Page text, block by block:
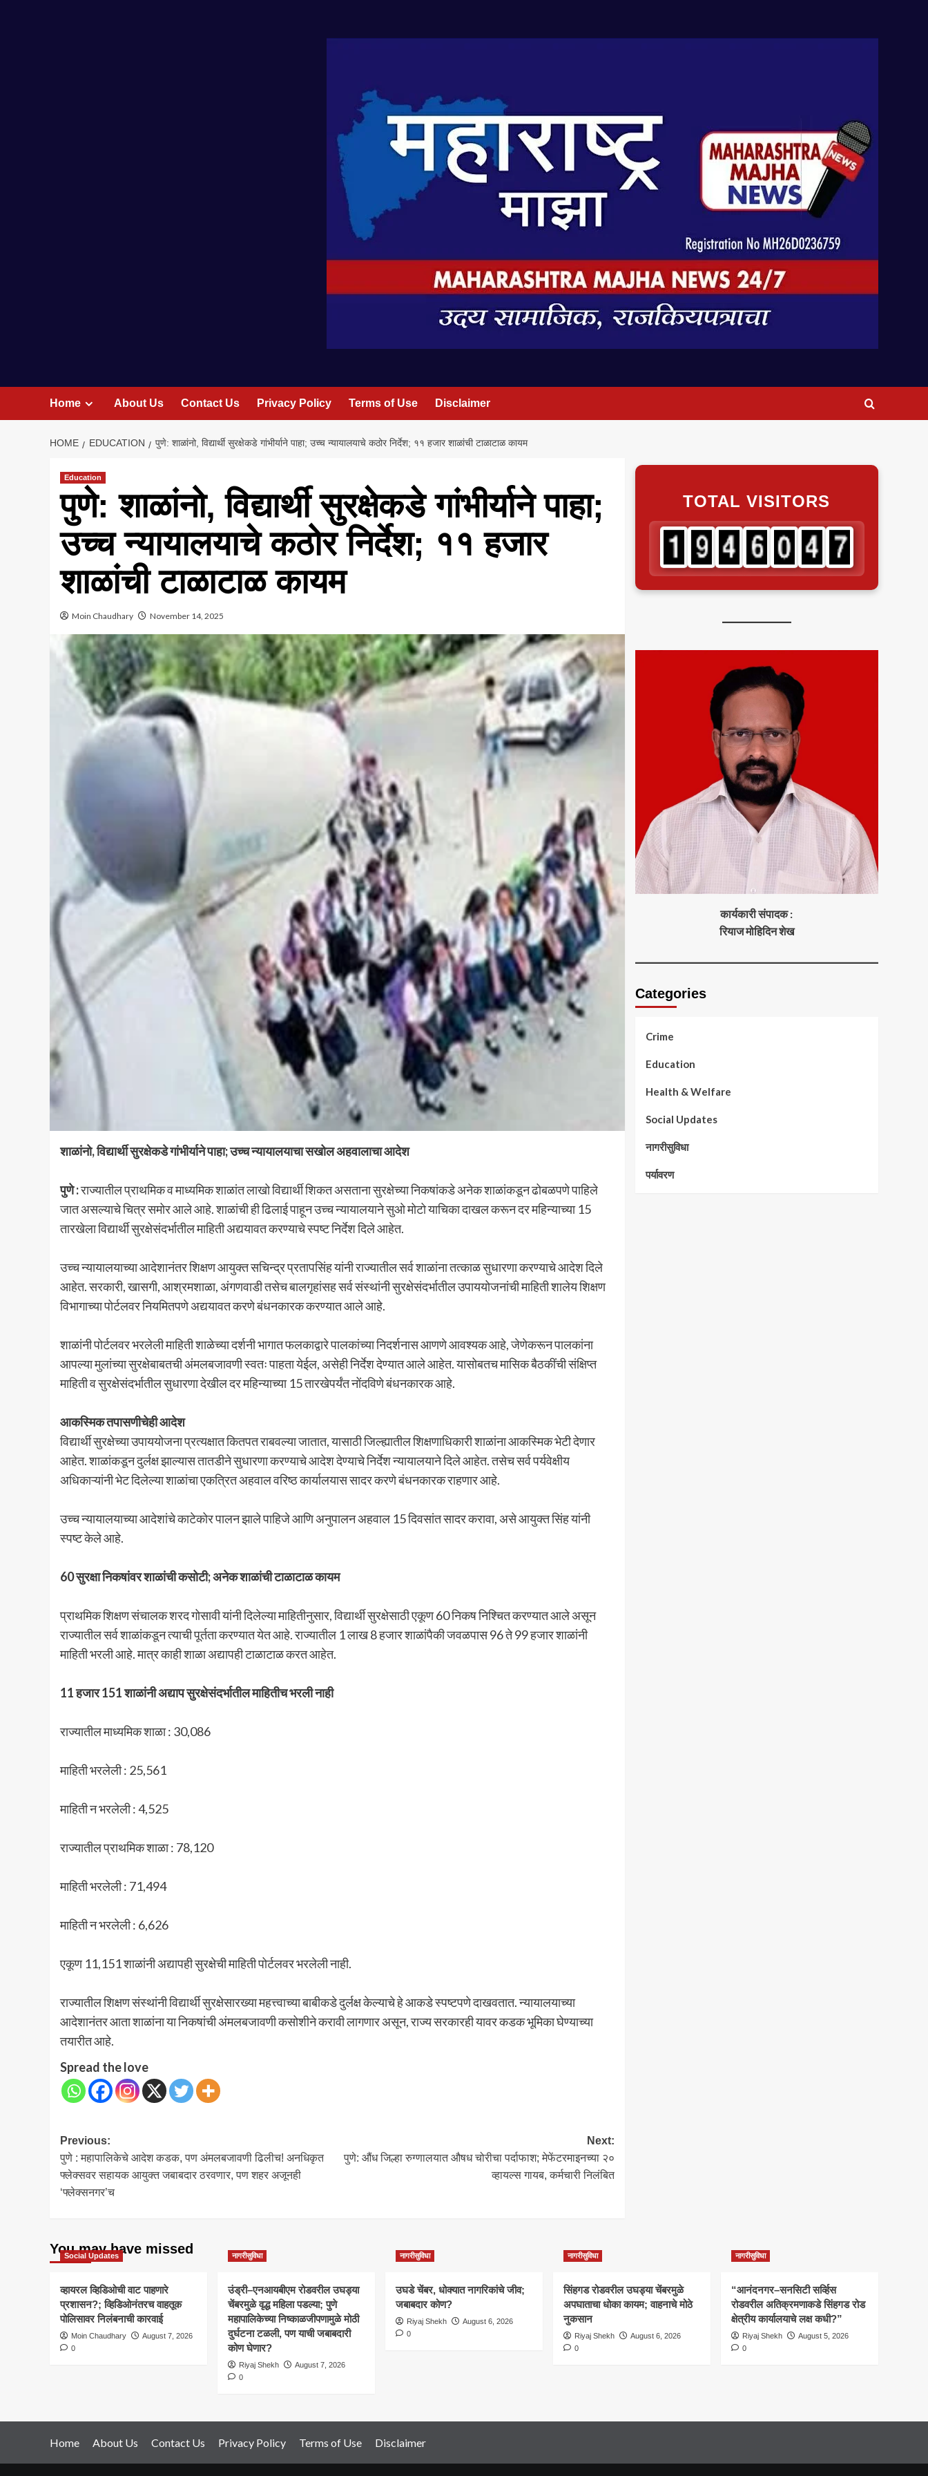
Home About Us Contact Us Privacy Policy Terms of Use Disclaimer
HOME EDUCATION पुणे: शाळांनो, विद्यार्थी सुरक्षेकडे गांभीर्याने पाहा; उच्च न्यायालयाचे कठोर निर्देश; ११ हजार शाळांची टाळाटाळ कायम
Education
पुणे: शाळांनो, विद्यार्थी सुरक्षेकडे गांभीर्याने पाहा;
उच्च न्यायालयाचे कठोर निर्देश; ११ हजार
शाळांची टाळाटाळ कायम
Moin Chaudhary November 14, 2025
शाळांनो, विद्यार्थी सुरक्षेकडे गांभीर्याने पाहा; उच्च न्यायालयाचा सखोल अहवालाचा आदेश
पुणे :राज्यातील प्राथमिक व माध्यमिक शाळांत लाखो विद्यार्थी शिकत असताना सुरक्षेच्या निकषांकडे अनेक शाळांकडून ढोबळपणे पाहिले
जात असल्याचे चित्र समोर आले आहे. शाळांची ही ढिलाई पाहून उच्च न्यायालयाने सुओ मोटो याचिका दाखल करून दर महिन्याच्या 15
तारखेला विद्यार्थी सुरक्षेसंदर्भातील माहिती अद्ययावत करण्याचे स्पष्ट निर्देश दिले आहेत.
उच्च न्यायालयाच्या आदेशानंतर शिक्षण आयुक्त सचिन्द्र प्रतापसिंह यांनी राज्यातील सर्व शाळांना तत्काळ सुधारणा करण्याचे आदेश दिले
आहेत. सरकारी, खासगी, आश्रमशाळा, अंगणवाडी तसेच बालगृहांसह सर्व संस्थांनी सुरक्षेसंदर्भातील उपाययोजनांची माहिती शालेय शिक्षण
विभागाच्या पोर्टलवर नियमितपणे अद्ययावत करणे बंधनकारक करण्यात आले आहे.
शाळांनी पोर्टलवर भरलेली माहिती शाळेच्या दर्शनी भागात फलकाद्वारे पालकांच्या निदर्शनास आणणे आवश्यक आहे, जेणेकरून पालकांना
आपल्या मुलांच्या सुरक्षेबाबतची अंमलबजावणी स्वतः पाहता येईल, असेही निर्देश देण्यात आले आहेत. यासोबतच मासिक बैठकींची संक्षिप्त
माहिती व सुरक्षेसंदर्भातील सुधारणा देखील दर महिन्याच्या 15 तारखेपर्यंत नोंदविणे बंधनकारक आहे.
आकस्मिक तपासणीचेही आदेश
विद्यार्थी सुरक्षेच्या उपाययोजना प्रत्यक्षात कितपत राबवल्या जातात, यासाठी जिल्ह्यातील शिक्षणाधिकारी शाळांना आकस्मिक भेटी देणार
आहेत. शाळांकडून दुर्लक्ष झाल्यास तातडीने सुधारणा करण्याचे आदेश देण्याचे निर्देश न्यायालयाने दिले आहेत. तसेच सर्व पर्यवेक्षीय
अधिकाऱ्यांनी भेट दिलेल्या शाळांचा एकत्रित अहवाल वरिष्ठ कार्यालयास सादर करणे बंधनकारक राहणार आहे.
उच्च न्यायालयाच्या आदेशांचे काटेकोर पालन झाले पाहिजे आणि अनुपालन अहवाल 15 दिवसांत सादर करावा, असे आयुक्त सिंह यांनी
स्पष्ट केले आहे.
60 सुरक्षा निकषांवर शाळांची कसोटी; अनेक शाळांची टाळाटाळ कायम
प्राथमिक शिक्षण संचालक शरद गोसावी यांनी दिलेल्या माहितीनुसार, विद्यार्थी सुरक्षेसाठी एकूण 60 निकष निश्चित करण्यात आले असून
राज्यातील सर्व शाळांकडून त्याची पूर्तता करण्यात येत आहे. राज्यातील 1 लाख 8 हजार शाळांपैकी जवळपास 96 ते 99 हजार शाळांनी
माहिती भरली आहे. मात्र काही शाळा अद्यापही टाळाटाळ करत आहेत.
11 हजार 151 शाळांनी अद्याप सुरक्षेसंदर्भातील माहितीच भरली नाही
राज्यातील माध्यमिक शाळा : 30,086
माहिती भरलेली : 25,561
माहिती न भरलेली : 4,525
राज्यातील प्राथमिक शाळा : 78,120
माहिती भरलेली : 71,494
माहिती न भरलेली : 6,626
एकूण 11,151 शाळांनी अद्यापही सुरक्षेची माहिती पोर्टलवर भरलेली नाही.
राज्यातील शिक्षण संस्थांनी विद्यार्थी सुरक्षेसारख्या महत्त्वाच्या बाबीकडे दुर्लक्ष केल्याचे हे आकडे स्पष्टपणे दाखवतात. न्यायालयाच्या
आदेशानंतर आता शाळांना या निकषांची अंमलबजावणी कसोशीने करावी लागणार असून, राज्य सरकारही यावर कडक भूमिका घेण्याच्या
तयारीत आहे.
Spread the love
Post
navigation
Previous:
पुणे : महापालिकेचे आदेश कडक, पण अंमलबजावणी ढिलीच! अनधिकृत
फ्लेक्सवर सहायक आयुक्त जबाबदार ठरवणार, पण शहर अजूनही
‘फ्लेक्सनगर’च
Next:
पुणे: औंध जिल्हा रुग्णालयात औषध चोरीचा पर्दाफाश; मेफेंटरमाइनच्या २०
व्हायल्स गायब, कर्मचारी निलंबित
TOTAL VISITORS
कार्यकारी संपादक :
रियाज मोहिदिन शेख
Categories
Crime
Education
Health & Welfare
Social Updates
नागरीसुविधा
पर्यावरण
You may have missed
Social Updates
व्हायरल व्हिडिओची वाट पाहणारे
प्रशासन?; व्हिडिओनंतरच वाहतूक
पोलिसावर निलंबनाची कारवाई
Moin Chaudhary
August 7, 2026
0
नागरीसुविधा
उंड्री–एनआयबीएम रोडवरील उघड्या
चेंबरमुळे वृद्ध महिला पडल्या; पुणे
महापालिकेच्या निष्काळजीपणामुळे मोठी
दुर्घटना टळली, पण याची जबाबदारी
कोण घेणार?
Riyaj Shekh
August 7, 2026
0
नागरीसुविधा
उघडे चेंबर, धोक्यात नागरिकांचे जीव;
जबाबदार कोण?
Riyaj Shekh
August 6, 2026
0
नागरीसुविधा
सिंहगड रोडवरील उघड्या चेंबरमुळे
अपघाताचा धोका कायम; वाहनाचे मोठे
नुकसान
Riyaj Shekh
August 6, 2026
0
नागरीसुविधा
“आनंदनगर–सनसिटी सर्व्हिस
रोडवरील अतिक्रमणाकडे सिंहगड रोड
क्षेत्रीय कार्यालयाचे लक्ष कधी?”
Riyaj Shekh
August 5, 2026
0
Home About Us Contact Us Privacy Policy Terms of Use Disclaimer